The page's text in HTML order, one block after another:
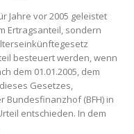
Jahre vor 2005 geleistet
Ertragsanteil, sondern
besteuert werden, wenn
dem 01.01.2005, dem
Gesetzes,
Bundesfinanzhof (BFH) in
entschieden. In dem